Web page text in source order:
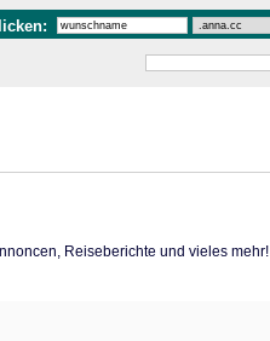
Reiseberichte und vieles mehr!